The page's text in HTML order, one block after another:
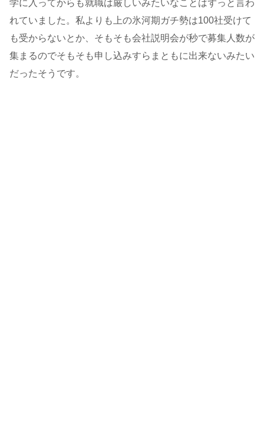
学に入ってからも就職は厳しいみたいなことはずっと言わ
れていました。私よりも上の氷河期ガチ勢は100社受けて
も受からないとか、そもそも会社説明会が秒で募集人数が
集まるのでそもそも申し込みすらまともに出来ないみたい
だったそうです。